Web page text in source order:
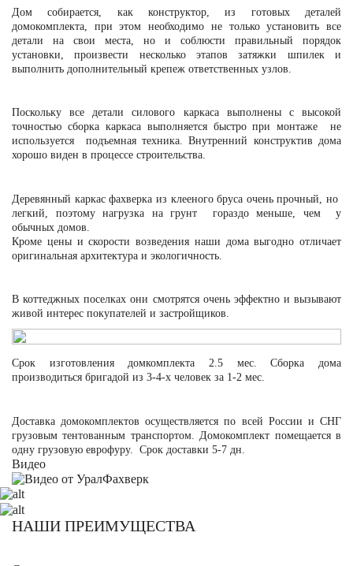
Дом собирается, как конструктор, из готовых деталей
домокомплекта, при этом необходимо не только установить все
детали на свои места, но и соблюсти правильный порядок
установки, произвести несколько этапов затяжки шпилек и
выполнить дополнительный крепеж ответственных узлов.
Поскольку все детали силового каркаса выполнены с высокой
точностью сборка каркаса выполняется быстро при монтаже не
используется подъемная техника.Внутренний конструктив дома
хорошо виден в процессе строительства.
Деревянный каркас фахверка из клееного бруса очень прочный, но
легкий, поэтому нагрузка на грунт гораздо меньше, чем у
обычных домов.
Кроме цены и скорости возведения наши дома выгодно отличает
оригинальная архитектура и экологичность.
В коттеджных поселках они смотрятся очень эффектно и вызывают
живой интерес покупателей и застройщиков.
Срок изготовления домкомплекта 2.5 мес. Сборка дома
производиться бригадой из 3-4-х человек за 1-2 мес.
Доставка домокомплектов осуществляется по всей России и СНГ
грузовым тентованным транспортом. Домокомплект помещается в
одну грузовую еврофуру. Срок доставки 5-7 дн.
Видео
НАШИ ПРЕИМУЩЕСТВА